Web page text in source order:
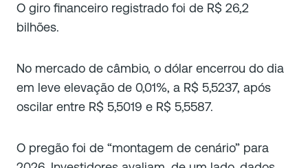
O giro financeiro registrado foi de R$ 26,2
bilhões.
No mercado de câmbio, o dólar encerrou do dia
em leve elevação de 0,01%, a R$ 5,5237, após
oscilar entre R$ 5,5019 e R$ 5,5587.
O pregão foi de “montagem de cenário” para